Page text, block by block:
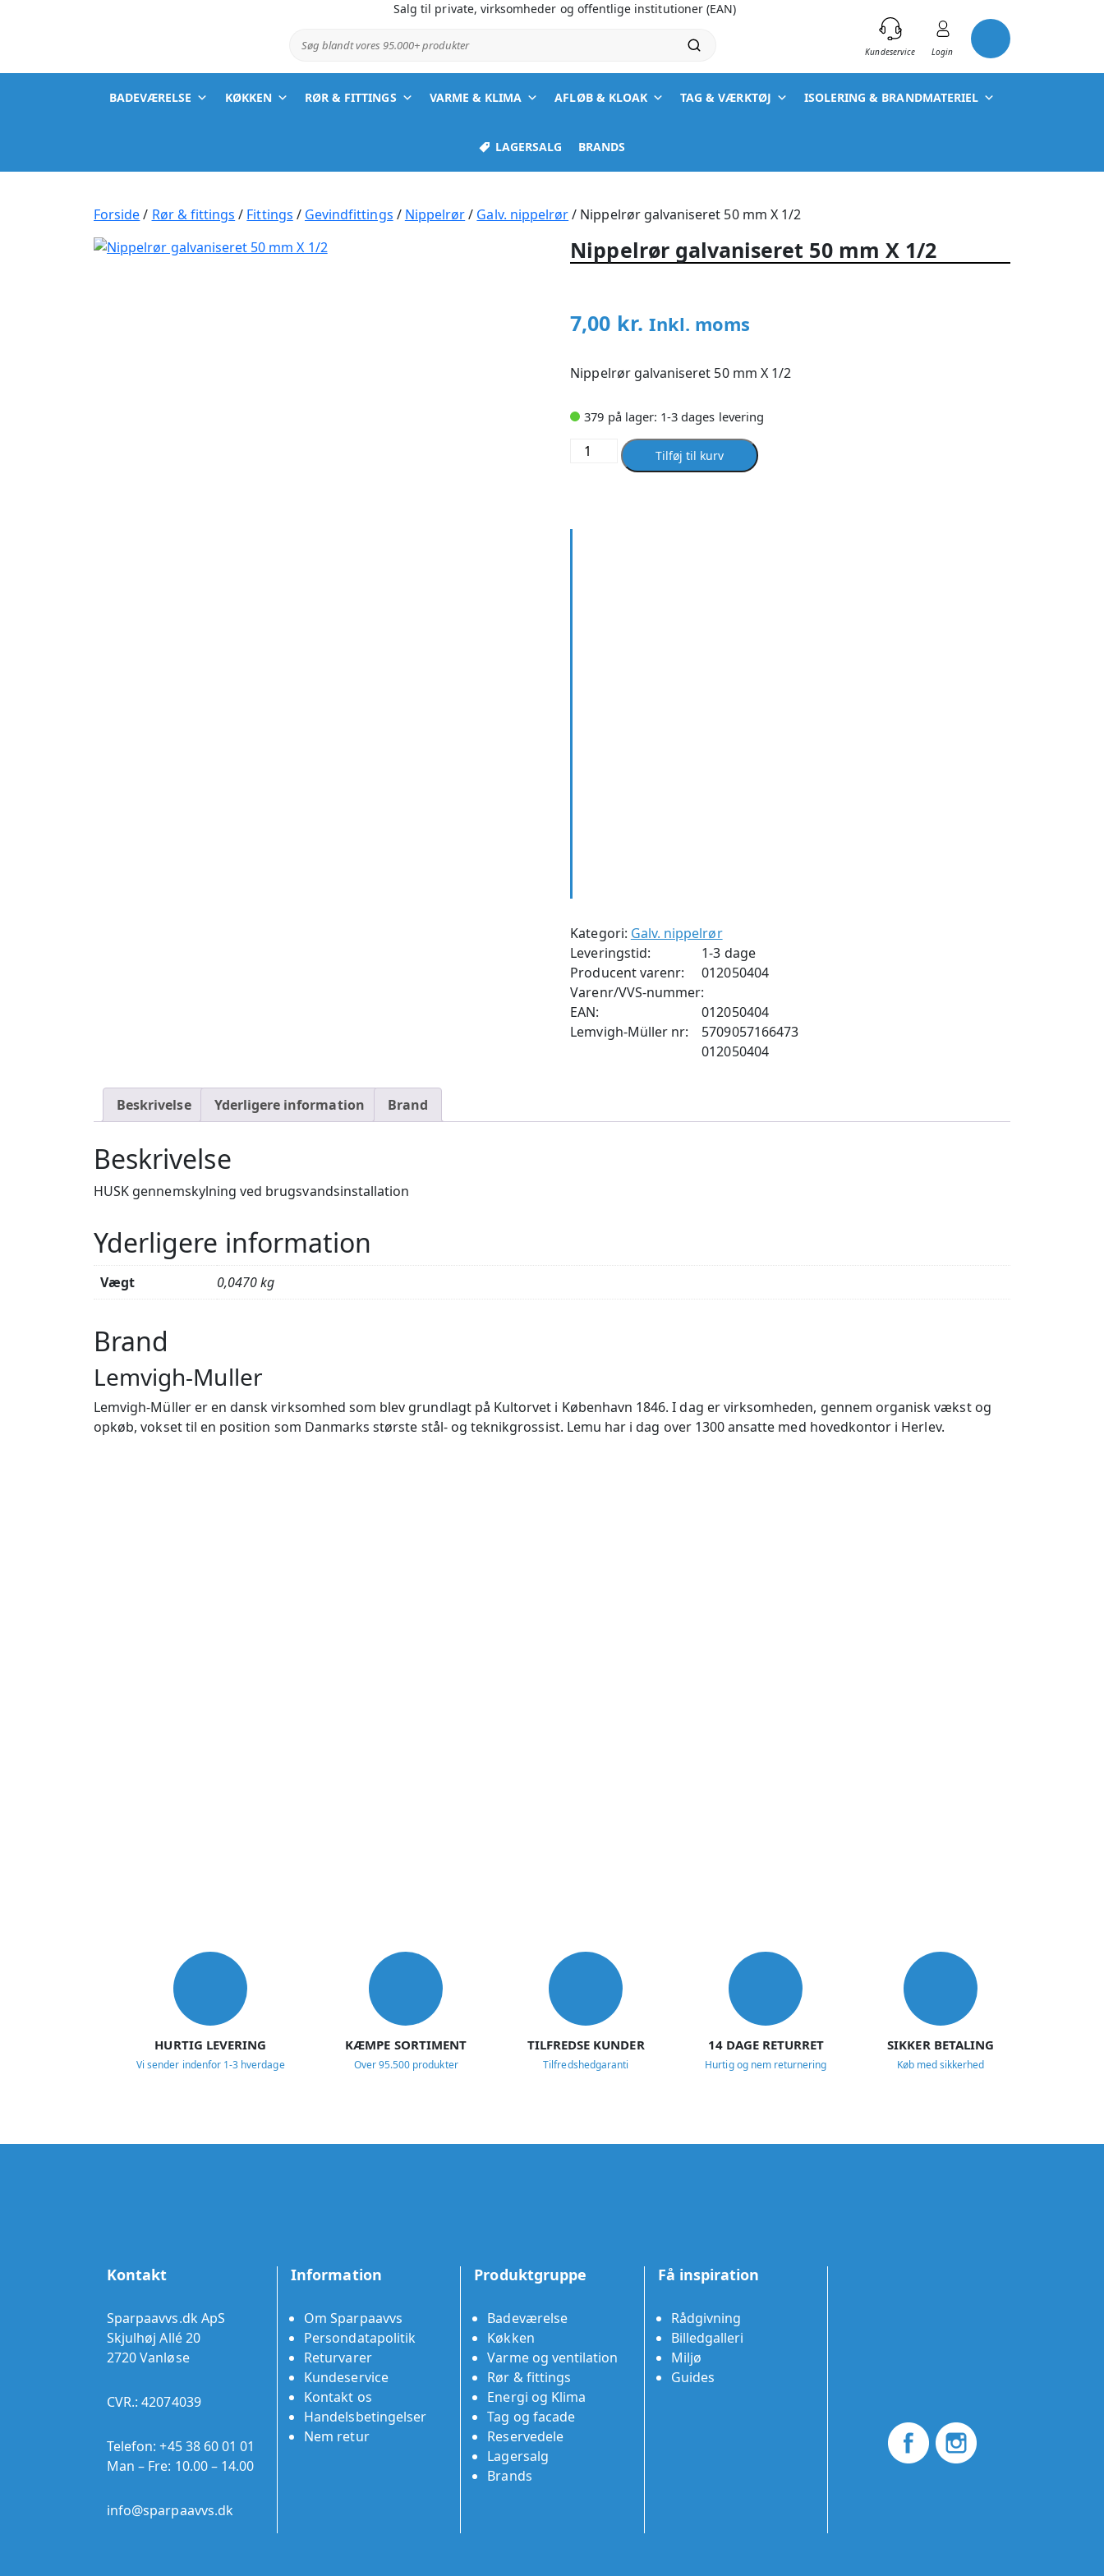
Salg til private, virksomheder og offentlige institutioner (EAN)
Søg blandt vores 95.000+ produkter
Kundeservice Login
BADEVÆRELSE KØKKEN RØR & FITTINGS VARME & KLIMA AFLØB & KLOAK TAG & VÆRKTØJ ISOLERING & BRANDMATERIEL
LAGERSALG BRANDS
Forside/ Rør & fittings / Fittings / Gevindfittings / Nippelrør/ Galv. nippelrør/ Nippelrør galvaniseret 50 mm X 1/2
Nippelrør galvaniseret 50 mm X 1/2
7,00 kr. Inkl. moms
Nippelrør galvaniseret 50 mm X 1/2
379 på lager: 1-3 dages levering
Nippelrør
galvaniseret
X
Tilføj til kurv
Kategori: Galv. nippelrør
Leveringstid:
1-3 dage
Producent varenr:
012050404
Varenr/VVS-nummer:
012050404
EAN:
5709057166473
Lemvigh-Müller nr:
012050404
Beskrivelse Yderligere information Brand
Beskrivelse
HUSK gennemskylning ved brugsvandsinstallation
Yderligere information
Vægt 0,0470 kg
Brand
Lemvigh-Muller
Lemvigh-Müller er en dansk virksomhed som blev grundlagt på Kultorvet i København 1846. I dag er virksomheden, gennem organisk vækst og
opkøb, vokset til en position som Danmarks største stål- og teknikgrossist. Lemu har i dag over 1300 ansatte med hovedkontor i Herlev.
HURTIG LEVERING
Vi sender indenfor 1-3 hverdage
KÆMPE SORTIMENT
Over 95.500 produkter
TILFREDSE KUNDER
Tilfredshedgaranti
14 DAGE RETURRET
Hurtig og nem returnering
SIKKER BETALING
Køb med sikkerhed
Kontakt
Sparpaavvs.dk ApS
Skjulhøj Allé 20
2720 Vanløse
CVR.: 42074039
Telefon:+45 38 60 01 01
Man – Fre: 10.00 – 14.00
info@sparpaavvs.dk
Information
Om Sparpaavvs
Persondatapolitik
Returvarer
Kundeservice
Kontakt os
Handelsbetingelser
Nem retur
Produktgruppe
Badeværelse
Køkken
Varme og ventilation
Rør & fittings
Energi og Klima
Tag og facade
Reservedele
Lagersalg
Brands
Få inspiration
Rådgivning
Billedgalleri
Miljø
Guides